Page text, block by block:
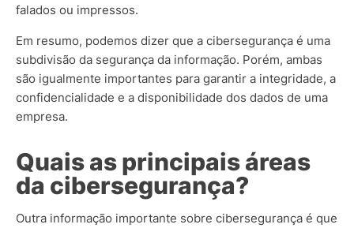
falados ou impressos.
Em resumo, podemos dizer que a cibersegurança é uma
subdivisão da segurança da informação. Porém, ambas
são igualmente importantes para garantir a integridade, a
confidencialidade e a disponibilidade dos dados de uma
empresa.
Quais as principais áreas
da cibersegurança?
Outra informação importante sobre cibersegurança é que